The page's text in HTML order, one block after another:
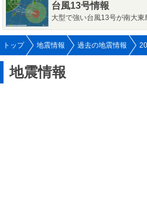
台風13号情報
大型で強い台風13号が南大
トップ 地震情報 過去の地震情報
地震情報